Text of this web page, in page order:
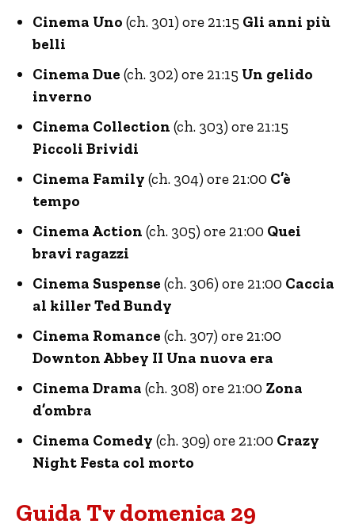
Cinema Uno (ch. 301) ore 21:15 Gli anni più
belli
Cinema Due (ch. 302) ore 21:15 Un gelido
inverno
Cinema Collection (ch. 303) ore 21:15
Piccoli Brividi
Cinema Family (ch. 304) ore 21:00 C’è
tempo
Cinema Action (ch. 305) ore 21:00 Quei
bravi ragazzi
Cinema Suspense (ch. 306) ore 21:00 Caccia
al killer Ted Bundy
Cinema Romance (ch. 307) ore 21:00
Downton Abbey II Una nuova era
Cinema Drama (ch. 308) ore 21:00 Zona
d’ombra
Cinema Comedy (ch. 309) ore 21:00 Crazy
Night Festa col morto
Guida Tv domenica 29